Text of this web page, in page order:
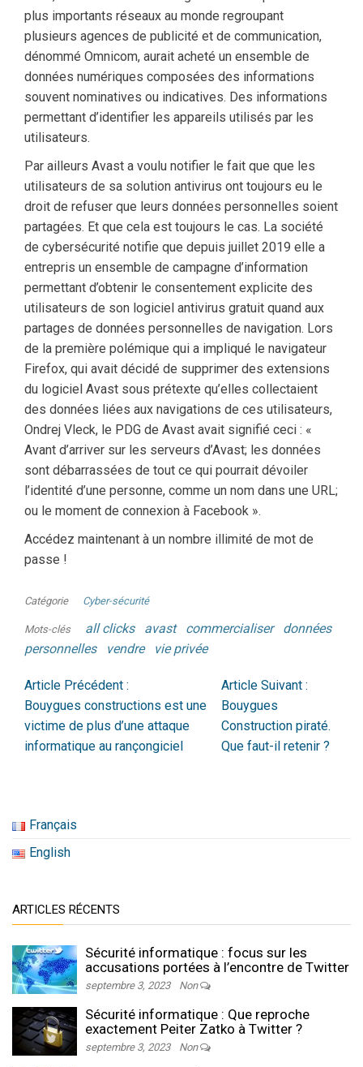
plus importants réseaux au monde regroupant
plusieurs agences de publicité et de communication,
dénommé Omnicom, aurait acheté un ensemble de
données numériques composées des informations
souvent nominatives ou indicatives. Des informations
permettant d’identifier les appareils utilisés par les
utilisateurs.
Par ailleurs Avast a voulu notifier le fait que que les
utilisateurs de sa solution antivirus ont toujours eu le
droit de refuser que leurs données personnelles soient
partagées. Et que cela est toujours le cas. La société
de cybersécurité notifie que depuis juillet 2019 elle a
entrepris un ensemble de campagne d’information
permettant d’obtenir le consentement explicite des
utilisateurs de son logiciel antivirus gratuit quand aux
partages de données personnelles de navigation. Lors
de la première polémique qui a impliqué le navigateur
Firefox, qui avait décidé de supprimer des extensions
du logiciel Avast sous prétexte qu’elles collectaient
des données liées aux navigations de ces utilisateurs,
Ondrej Vleck, le PDG de Avast avait signifié ceci : «
Avant d’arriver sur les serveurs d’Avast; les données
sont débarrassées de tout ce qui pourrait dévoiler
l’identité d’une personne, comme un nom dans une URL;
ou le moment de connexion à Facebook ».
Accédez maintenant à un nombre illimité de mot de
passe !
Catégorie Cyber-sécurité
Mots-clés all clicks avast commercialiser
données
personnelles
vendre vie privée
Article Précédent :
Bouygues constructions est une
victime de plus d’une attaque
informatique au rançongiciel
Article Suivant :
Bouygues
Construction piraté.
Que faut-il retenir ?
Français
English
ARTICLES RÉCENTS
Sécurité informatique : focus sur les
accusations portées à l’encontre de Twitter
septembre 3, 2023 Non
Sécurité informatique : Que reproche
exactement Peiter Zatko à Twitter ?
septembre 3, 2023 Non